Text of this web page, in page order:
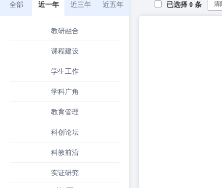
全部 近一年 近三年 近五年
教研融合
课程建设
学生工作
学科广角
教育管理
科创论坛
科教前沿
实证研究
已选择 0 条 清